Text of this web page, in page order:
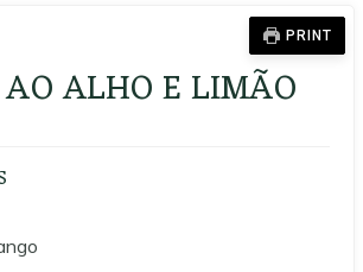
PRINT
ALHO E LIMÃO